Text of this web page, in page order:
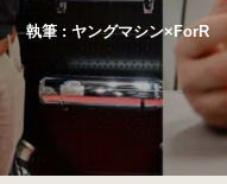
執筆 : ヤングマシン×ForR